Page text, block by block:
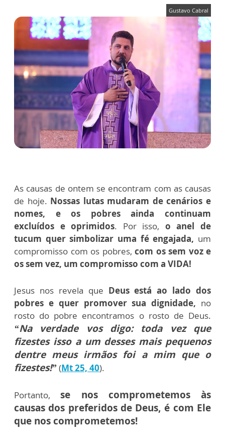
Gustavo Cabral
As causas de ontem se encontram com as causas
de hoje. Nossas lutas mudaram de cenários e
nomes, e os pobres ainda continuam
excluídos e oprimidos. Por isso, o anel de
tucum quer simbolizar uma fé engajada, um
compromisso com os pobres, com os sem voz e
os sem vez, um compromisso com a VIDA!
Jesus nos revela que Deus está ao lado dos
pobres e quer promover sua dignidade, no
rosto do pobre encontramos o rosto de Deus.
“Na verdade vos digo: toda vez que
fizestes isso a um desses mais pequenos
dentre meus irmãos foi a mim que o
fizestes!”(Mt 25, 40).
Portanto,se nos comprometemos às
causas dos preferidos de Deus, é com Ele
que nos comprometemos!